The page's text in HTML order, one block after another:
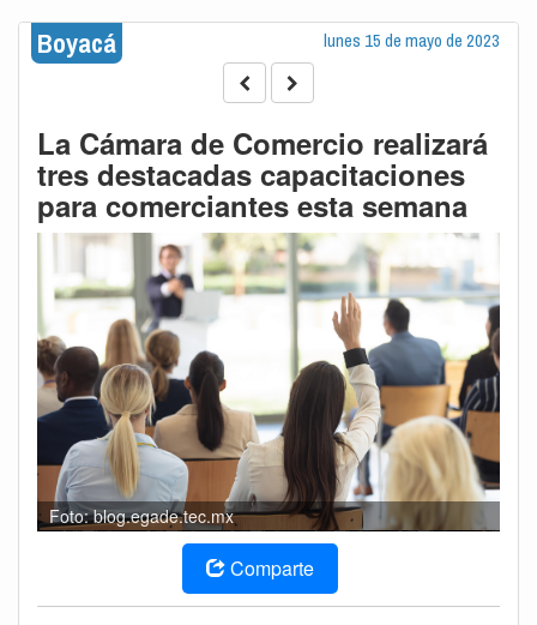
Boyacá lunes 15 de mayo de 2023
La Cámara de Comercio realizará
tres destacadas capacitaciones
para comerciantes esta semana
Foto: blog.egade.tec.mx
Comparte